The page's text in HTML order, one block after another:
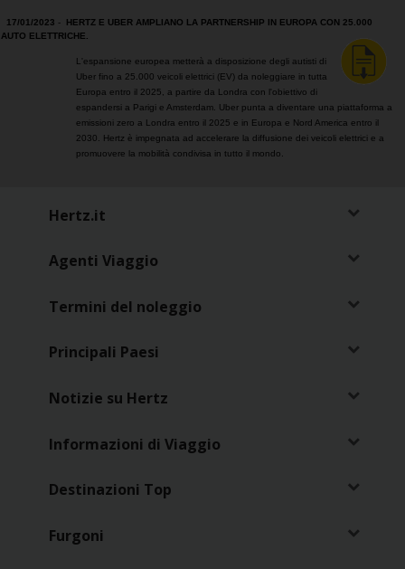
17/01/2023 -
HERTZ E UBER AMPLIANO LA PARTNERSHIP IN EUROPA CON 25.000
AUTO ELETTRICHE.
L'espansione europea metterà a disposizione degli autisti di
Uber fino a 25.000 veicoli elettrici (EV) da noleggiare in tutta
Europa entro il 2025, a partire da Londra con l'obiettivo di
espandersi a Parigi e Amsterdam. Uber punta a diventare una piattaforma a
emissioni zero a Londra entro il 2025 e in Europa e Nord America entro il
2030. Hertz è impegnata ad accelerare la diffusione dei veicoli elettrici e a
promuovere la mobilità condivisa in tutto il mondo.
Hertz.it
Agenti Viaggio
Termini del noleggio
Principali Paesi
Notizie su Hertz
Informazioni di Viaggio
Destinazioni Top
Furgoni